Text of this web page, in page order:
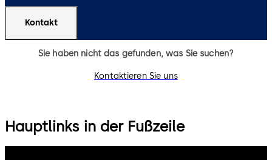
Kontakt
Sie haben nicht das gefunden, was Sie suchen?
Kontaktieren Sie uns
Hauptlinks in der Fußzeile